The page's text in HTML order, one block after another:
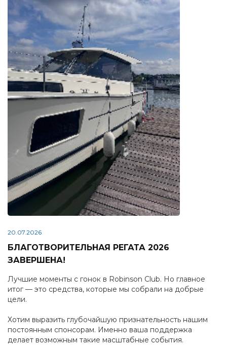
20.07.2026
БЛАГОТВОРИТЕЛЬНАЯ РЕГАТА 2026
ЗАВЕРШЕНА!
Лучшие моменты с гонок в Robinson Club. Но главное
итог — это средства, которые мы собрали на добрые
цели.
Хотим выразить глубочайшую признательность нашим
постоянным спонсорам. Именно ваша поддержка
делает возможным такие масштабные события.